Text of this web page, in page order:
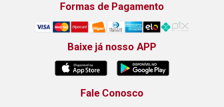
Formas de Pagamento
Baixe já nosso APP
Fale Conosco